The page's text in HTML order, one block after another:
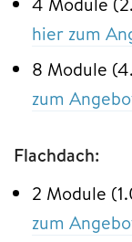
hier zum
8 Module
zum
Flachdach:
2 Module
zum